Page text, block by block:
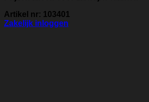
Artikel nr: 103401
Zakelijk inloggen